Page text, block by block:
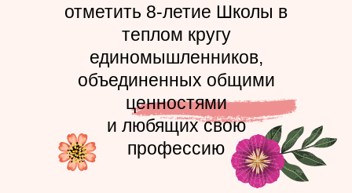
отметить 8-летие Школы в
теплом кругу
единомышленников,
объединенных общими
ценностями
и любящих свою
профессию